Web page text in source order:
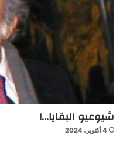
شيوعيو البقايا…!
4 أكتوبر، 2024